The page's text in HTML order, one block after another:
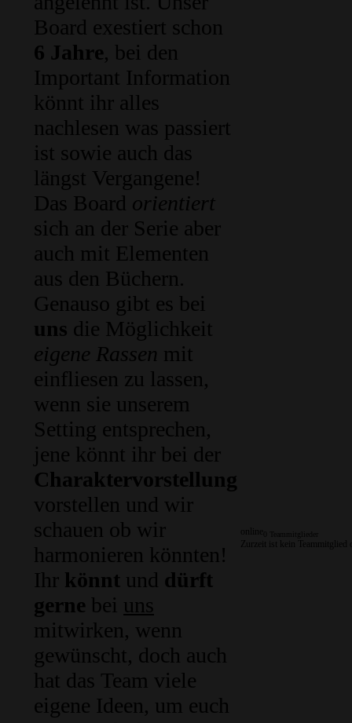
Board exestiert schon
6 Jahre, bei den
Important Information
könnt ihr alles
nachlesen was passiert
ist sowie auch das
längst Vergangene!
Das Board orientiert
sich an der Serie aber
auch mit Elementen
aus den Büchern.
Genauso gibt es bei
uns die Möglichkeit
eigene Rassen mit
einfliesen zu lassen,
wenn sie unserem
Setting entsprechen,
jene könnt ihr bei der
Charaktervorstellung
vorstellen und wir
schauen ob wir
harmonieren könnten!
Ihr könnt und dürft
gerne bei uns
mitwirken, wenn
gewünscht, doch auch
hat das Team viele
eigene Ideen, um euch
online
Zurzeit ist kein Teammitglied